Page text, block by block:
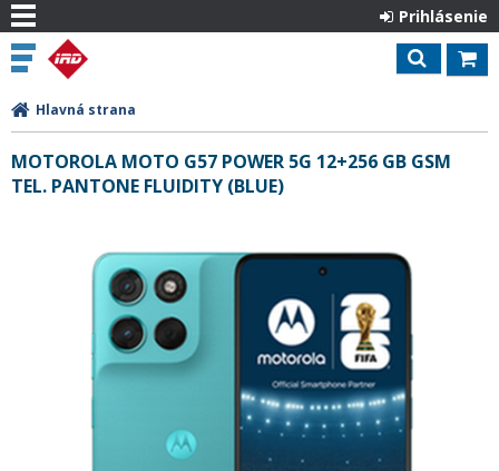
Prihlásenie
Hlavná strana
MOTOROLA MOTO G57 POWER 5G 12+256 GB GSM
TEL. PANTONE FLUIDITY (BLUE)